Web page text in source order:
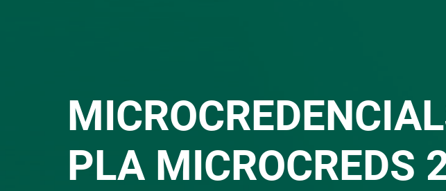
PLA MICROCREDS